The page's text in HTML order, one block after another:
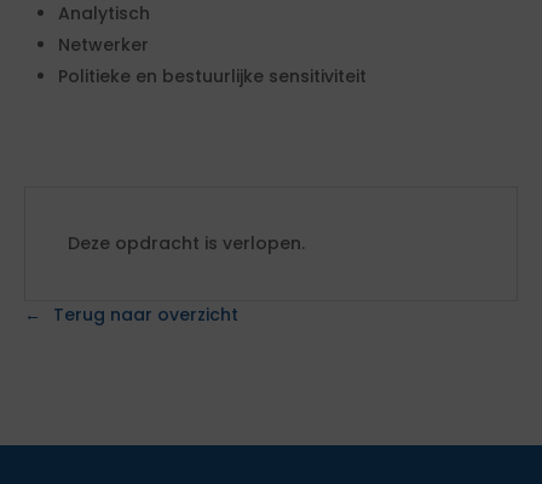
Analytisch
Netwerker
Politieke en bestuurlijke sensitiviteit
Deze opdracht is verlopen.
Terug naar overzicht